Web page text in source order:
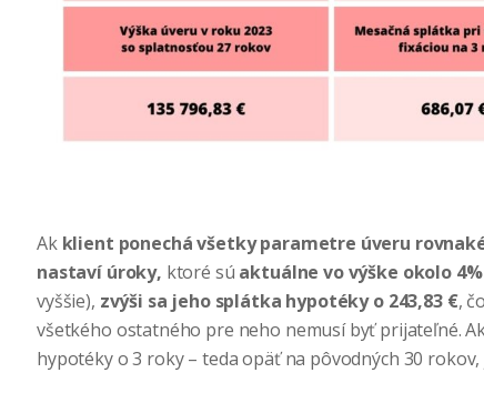
Ak klient ponechá všetky parametre úveru
nastaví úroky, ktoré sú aktuálne vo výške okolo 4%
vyššie), zvýši sa jeho splátka hypotéky o 243,83 €,
všetkého ostatného pre neho nemusí byť prijateľné.
hypotéky o 3 roky – teda opäť na pôvodných 30